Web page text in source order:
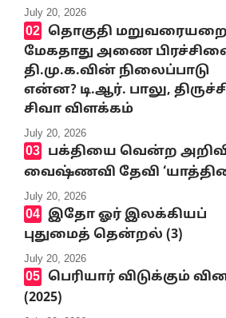
July 20, 2026
தொகுதி
மேகதாது அணை
தி.மு.க.வின் நிலைப்பாடு
என்ன? டி.ஆர். பாலு,
சிவா விளக்கம்
July 20, 2026
பக்தியை வென்ற
வைஷ்ணவி தேவி
July 20, 2026
இதோ ஓர் இலக்கியப்
புதுமைத் தென்றல் (3)
July 20, 2026
பெரியார் விடுக்கும்
(2025)